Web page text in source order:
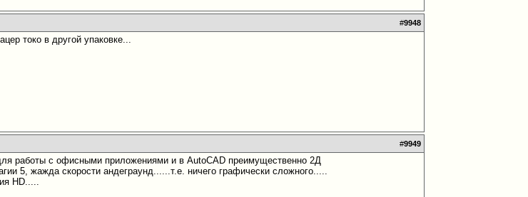
#9948
токо в другой упаковке...
#9949
работы с офисными приложениями и в AutoCAD преимущественно 2Д
5, жажда скорости андеграунд......т.е. ничего графически сложного.....
HD.....